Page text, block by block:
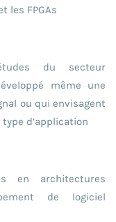
les FPGAs
du secteur
même une
ou qui envisagent
d’application
en architectures
de logiciel